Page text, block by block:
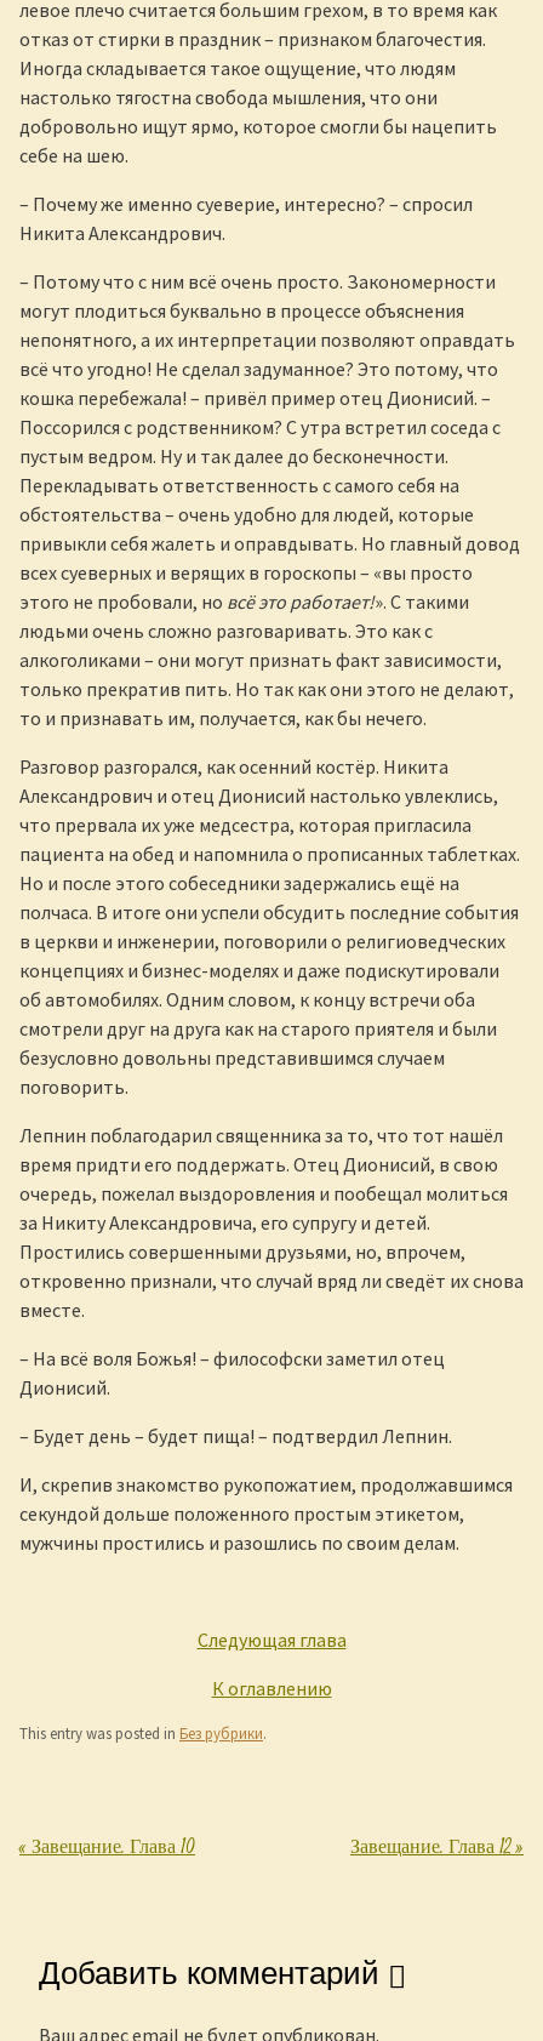
левое плечо считается большим грехом, в то время как
отказ от стирки в праздник – признаком благочестия.
Иногда складывается такое ощущение, что людям
настолько тягостна свобода мышления, что они
добровольно ищут ярмо, которое смогли бы нацепить
себе на шею.
– Почему же именно суеверие, интересно? – спросил
Никита Александрович.
– Потому что с ним всё очень просто. Закономерности
могут плодиться буквально в процессе объяснения
непонятного, а их интерпретации позволяют оправдать
всё что угодно! Не сделал задуманное? Это потому, что
кошка перебежала! – привёл пример отец Дионисий. –
Поссорился с родственником? С утра встретил соседа с
пустым ведром. Ну и так далее до бесконечности.
Перекладывать ответственность с самого себя на
обстоятельства – очень удобно для людей, которые
привыкли себя жалеть и оправдывать. Но главный довод
всех суеверных и верящих в гороскопы – «вы просто
этого не пробовали, но всё это работает!». С такими
людьми очень сложно разговаривать. Это как с
алкоголиками – они могут признать факт зависимости,
только прекратив пить. Но так как они этого не делают,
то и признавать им, получается, как бы нечего.
Разговор разгорался, как осенний костёр. Никита
Александрович и отец Дионисий настолько увлеклись,
что прервала их уже медсестра, которая пригласила
пациента на обед и напомнила о прописанных таблетках.
Но и после этого собеседники задержались ещё на
полчаса. В итоге они успели обсудить последние события
в церкви и инженерии, поговорили о религиоведческих
концепциях и бизнес-моделях и даже подискутировали
об автомобилях. Одним словом, к концу встречи оба
смотрели друг на друга как на старого приятеля и были
безусловно довольны представившимся случаем
поговорить.
Лепнин поблагодарил священника за то, что тот нашёл
время придти его поддержать. Отец Дионисий, в свою
очередь, пожелал выздоровления и пообещал молиться
за Никиту Александровича, его супругу и детей.
Простились совершенными друзьями, но, впрочем,
откровенно признали, что случай вряд ли сведёт их снова
вместе.
– На всё воля Божья! – философски заметил отец
Дионисий.
– Будет день – будет пища! – подтвердил Лепнин.
И, скрепив знакомство рукопожатием, продолжавшимся
секундой дольше положенного простым этикетом,
мужчины простились и разошлись по своим делам.
Следующая глава
К оглавлению
This entry was posted in Без рубрики.
Post navigation
«Завещание. Глава 10 Завещание. Глава 12»
Добавить комментарий
Ваш адрес email не будет опубликован.